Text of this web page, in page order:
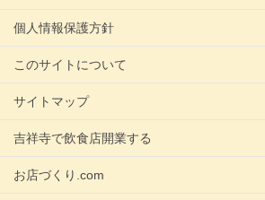
個人情報保護方針
このサイトについて
サイトマップ
吉祥寺で飲食店開業する
お店づくり.com